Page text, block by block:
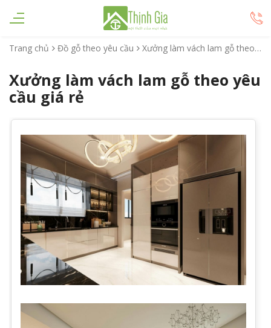
Trang chủ Đồ gỗ theo yêu cầu Xưởng làm vách lam gỗ theo yêu cầu giá rẻ
Xưởng làm vách lam gỗ theo yêu
cầu giá rẻ